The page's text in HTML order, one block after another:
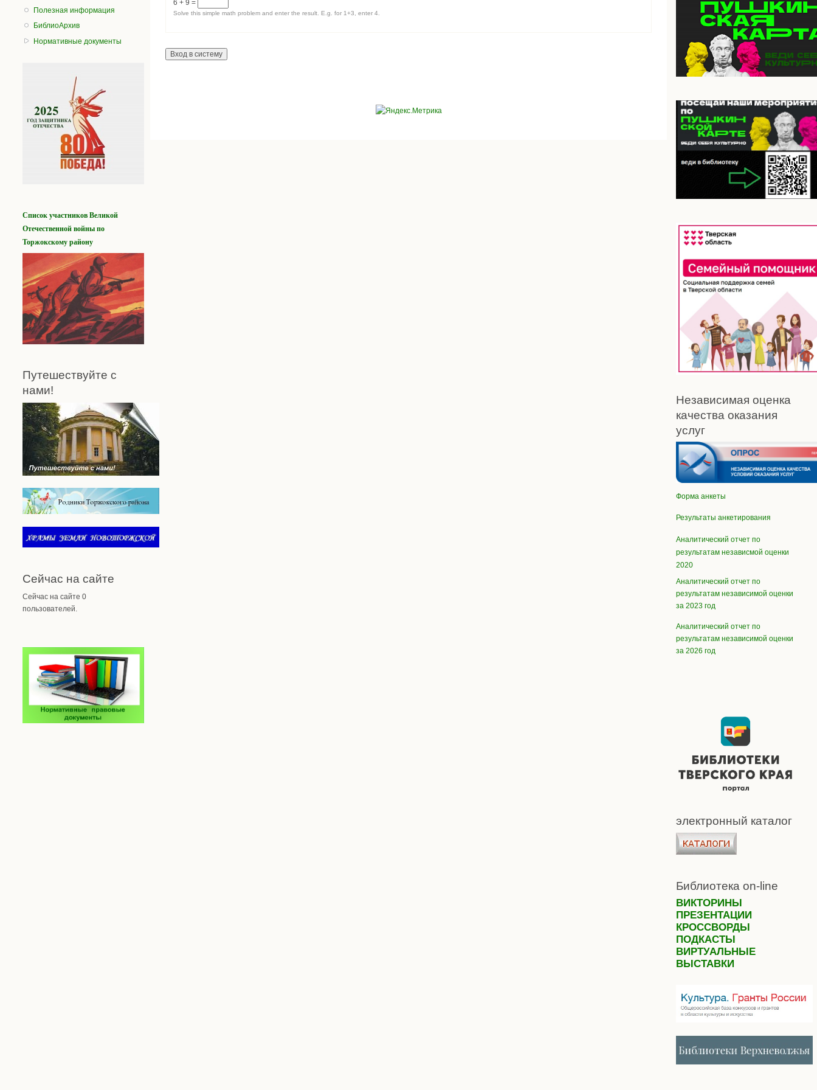
Полезная информация
БиблиоАрхив
Нормативные документы
Список участниковВеликой
Отечественной войныпо
Торжокскому району
Путешествуйте с
нами!
Сейчас на сайте
Сейчас на сайте 0
пользователей.
6 + 9 =
Solve this simple math problem and enter the result. E.g. for 1+3, enter 4.
Независимая оценка
качества оказания
услуг
Форма анкеты
Результаты анкетирования
Аналитический отчет по
результатам независмой оценки
2020
Аналитический отчет по
результатам независимой оценки
за 2023 год
Аналитический отчет по
результатам независимой оценки
за 2026 год
электронный каталог
Библиотека on-line
ВИКТОРИНЫ
ПРЕЗЕНТАЦИИ
КРОССВОРДЫ
ПОДКАСТЫ
ВИРТУАЛЬНЫЕ
ВЫСТАВКИ